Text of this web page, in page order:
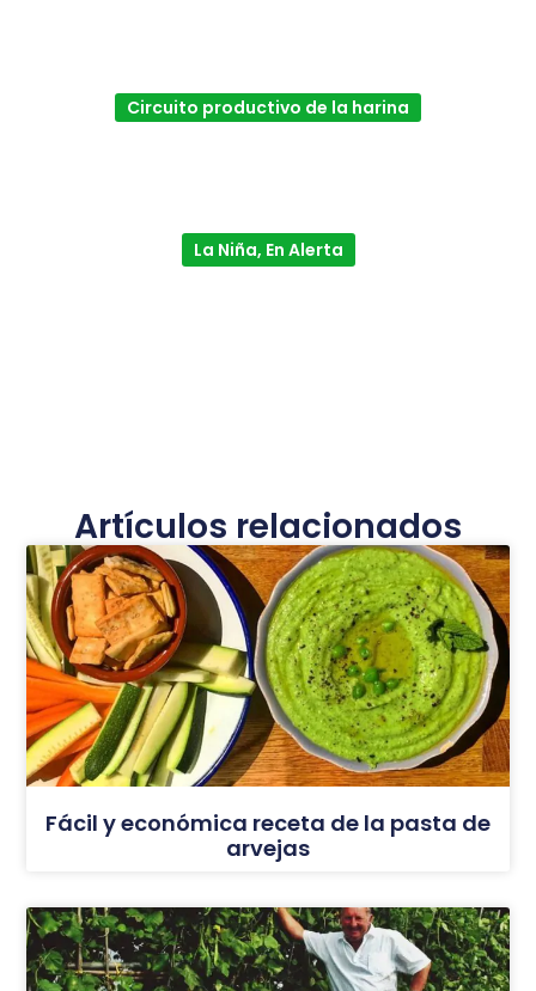
Circuito productivo de la harina
La Niña, En Alerta
Artículos relacionados
Fácil y económica receta de la pasta de
arvejas